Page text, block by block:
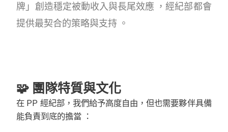
牌」創造穩定被動收入與長尾效應 ，經紀部都會
提供最契合的策略與支持 。
🧩 團隊特質與文化
在 PP 經紀部，我們給予高度自由，但也需要夥伴具備
能負責到底的擔當 ：